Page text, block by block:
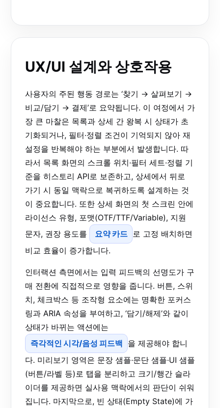
UX/UI 설계와 상호작용
사용자의 주된 행동 경로는 ‘찾기 → 살펴보기 →
비교/담기 → 결제’로 요약됩니다. 이 여정에서 가
장 큰 마찰은 목록과 상세 간 왕복 시 상태가 초
기화되거나, 필터·정렬 조건이 기억되지 않아 재
설정을 반복해야 하는 부분에서 발생합니다. 따
라서 목록 화면의 스크롤 위치·필터 세트·정렬 기
준을 히스토리 API로 보존하고, 상세에서 뒤로
가기 시 동일 맥락으로 복귀하도록 설계하는 것
이 중요합니다. 또한 상세 화면의 첫 스크린 안에
라이선스 유형, 포맷(OTF/TTF/Variable), 지원
문자, 권장 용도를
요약 카드 로 고정 배치하면
비교 효율이 증가합니다.
인터랙션 측면에서는 입력 피드백의 선명도가 구
매 전환에 직접적으로 영향을 줍니다. 버튼, 스위
치, 체크박스 등 조작형 요소에는 명확한 포커스
링과 ARIA 속성을 부여하고, ‘담기/해제’와 같이
상태가 바뀌는 액션에는
즉각적인 시각/음성 피드백
을 제공해야 합니
다. 미리보기 영역은 문장 샘플·문단 샘플·UI 샘플
(버튼/라벨 등)로 탭을 분리하고 크기/행간 슬라
이더를 제공하면 실사용 맥락에서의 판단이 쉬워
집니다. 마지막으로, 빈 상태(Empty State)에 가